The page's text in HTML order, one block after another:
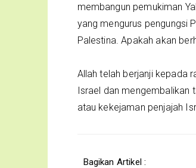
membangun pemukiman
yang mengurus pengungsi
Palestina. Apakah akan
Allah telah berjanji kepada
Israel dan mengembalikan
atau kekejaman penjajah
Bagikan Artikel :